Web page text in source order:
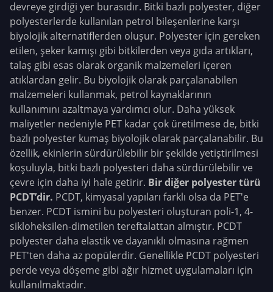
devreye girdiği yer burasıdır. Bitki bazlı polyester, diğer
polyesterlerde kullanılan petrol bileşenlerine karşı
biyolojik alternatiflerden oluşur. Polyester için gereken
etilen, şeker kamışı gibi bitkilerden veya gıda artıkları,
talaş gibi esas olarak organik malzemeleri içeren
atıklardan gelir. Bu biyolojik olarak parçalanabilen
malzemeleri kullanmak, petrol kaynaklarının
kullanımını azaltmaya yardımcı olur. Daha yüksek
maliyetler nedeniyle PET kadar çok üretilmese de, bitki
bazlı polyester kumaş biyolojik olarak parçalanabilir. Bu
özellik, ekinlerin sürdürülebilir bir şekilde yetiştirilmesi
koşuluyla, bitki bazlı polyesteri daha sürdürülebilir ve
çevre için daha iyi hale getirir. Bir diğer polyester türü
PCDT’dir. PCDT, kimyasal yapıları farklı olsa da PET'e
benzer. PCDT ismini bu polyesteri oluşturan poli-1, 4-
sikloheksilen-dimetilen tereftalattan almıştır. PCDT
polyester daha elastik ve dayanıklı olmasına rağmen
PET'ten daha az popülerdir. Genellikle PCDT polyesteri
perde veya döşeme gibi ağır hizmet uygulamaları için
kullanılmaktadır.